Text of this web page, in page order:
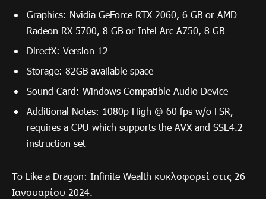
Graphics: Nvidia GeForce RTX 2060, 6 GB or AMD
Radeon RX 5700, 8 GB or Intel Arc A750, 8 GB
DirectX: Version 12
Storage: 82GB available space
Sound Card: Windows Compatible Audio Device
Additional Notes: 1080p High @ 60 fps w/o FSR,
requires a CPU which supports the AVX and SSE4.2
instruction set
To Like a Dragon: Infinite Wealth κυκλοφορεί στις 26
Ιανουαρίου 2024.